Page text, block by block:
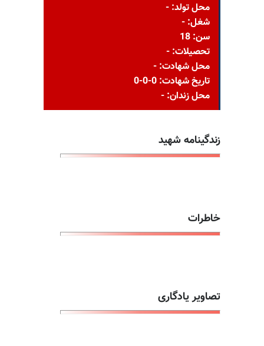
محل تولد: -
شغل: -
سن: 18
تحصیلات: -
محل شهادت: -
تاریخ شهادت: 0-0-0
محل زندان: -
زندگینامه شهید
خاطرات
تصاویر یادگاری